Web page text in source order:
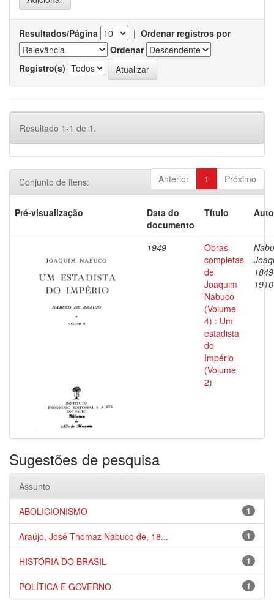
Resultados/Página | Ordenar registros por
Ordenar
Registro(s)
Resultado 1-1 de 1.
Anterior 1 Próximo
Conjunto de itens:
Pré-visualização
Data do
documento
Título
1949
Obras
completas
de
Joaquim
Nabuco
(Volume
4) : Um
estadista
do
Império
(Volume
2)
1910
Sugestões de pesquisa
Assunto
1
ABOLICIONISMO
1
Araújo, José Thomaz Nabuco de, 18...
1
HISTÓRIA DO BRASIL
1
POLÍTICA E GOVERNO